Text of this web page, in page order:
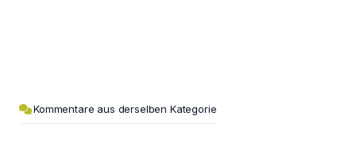
Kommentare aus derselben Kategorie